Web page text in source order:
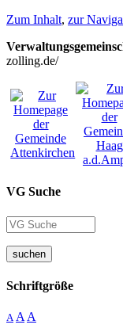
Zum Inhalt, zur
zolling.de/
VG Suche
suchen
Schriftgröße
A A A